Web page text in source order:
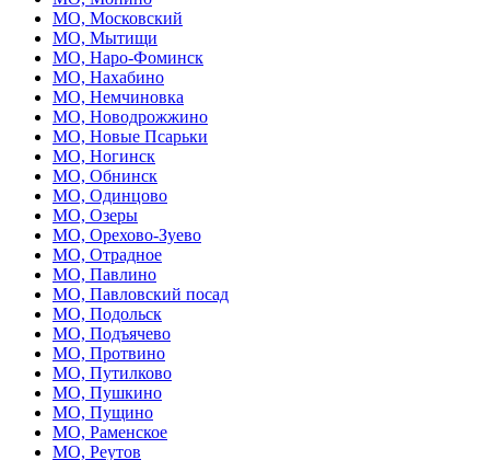
МО, Московский
МО, Мытищи
МО, Наро-Фоминск
МО, Нахабино
МО, Немчиновка
МО, Новодрожжино
МО, Новые Псарьки
МО, Ногинск
МО, Обнинск
МО, Одинцово
МО, Озеры
МО, Орехово-Зуево
МО, Отрадное
МО, Павлино
МО, Павловский посад
МО, Подольск
МО, Подъячево
МО, Протвино
МО, Путилково
МО, Пушкино
МО, Пущино
МО, Раменское
МО, Реутов